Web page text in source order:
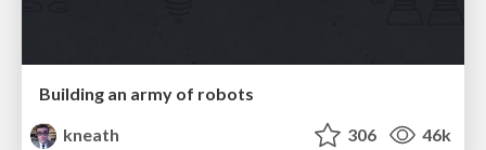
Building an army of robots
kneath
306 46k